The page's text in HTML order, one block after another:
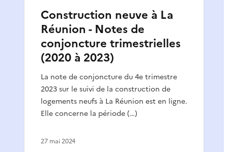
Construction neuve à La
Réunion - Notes de
conjoncture trimestrielles
(2020 à 2023)
La note de conjoncture du 4e trimestre
2023 sur le suivi de la construction de
logements neufs à La Réunion est en ligne.
Elle concerne la période (…)
27 mai 2024